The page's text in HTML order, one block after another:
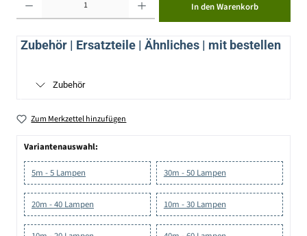
In den Warenkorb
Zubehör | Ersatzteile | Ähnliches | mit bestellen
Zubehör
Zum Merkzettel hinzufügen
Variantenauswahl:
5m - 5 Lampen 30m - 50 Lampen
20m - 40 Lampen 10m - 30 Lampen